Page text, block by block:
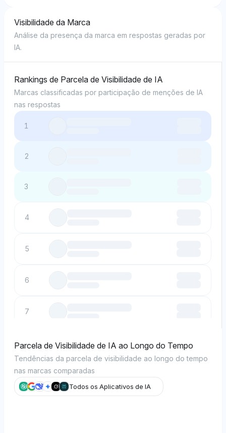
Visibilidade da Marca
Análise da presença da marca em respostas geradas por
IA.
Rankings de Parcela de Visibilidade de IA
Marcas classificadas por participação de menções de IA
nas respostas
1
2
3
4
5
6
7
8
9
Parcela de Visibilidade de IA ao Longo do Tempo
Tendências da parcela de visibilidade ao longo do tempo
nas marcas comparadas
Todos os Aplicativos de IA